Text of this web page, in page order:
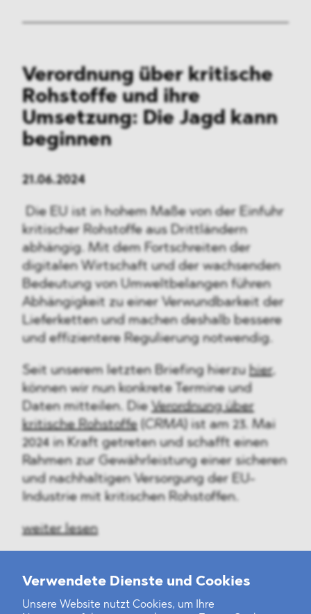
Verwendete Dienste und Cookies
Unsere Website nutzt Cookies, um Ihre
Verordnung über kritische
Rohstoffe und ihre
Umsetzung: Die Jagd kann
beginnen
21.06.2024
Die EU ist in hohem Maße von der Einfuhr
kritischer Rohstoffe aus Drittländern
abhängig. Mit dem Fortschreiten der
digitalen Wirtschaft und der wachsenden
Bedeutung von Umweltbelangen führen
Abhängigkeit zu einer Verwundbarkeit der
Lieferketten und machen deshalb bessere
und effizientere Regulierung notwendig.
Seit unserem letzten Briefing hierzu hier,
können wir nun konkrete Termine und
Daten mitteilen. Die Verordnung über
kritische Rohstoffe( CRMA ) ist am 23. Mai
2024 in Kraft getreten und schafft einen
Rahmen zur Gewährleistung einer sicheren
und nachhaltigen Versorgung der EU-
Industrie mit kritischen Rohstoffen.
weiter lesen
‹12678 9 101112...2425 ›